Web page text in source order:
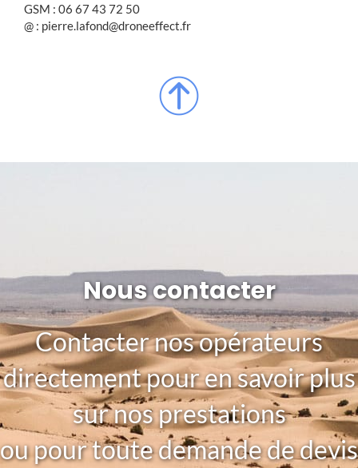
GSM : 06 67 43 72 50
@ : pierre.lafond@droneeffect.fr
Nous contacter
Contacter nos opérateurs
directement pour en savoir plus
sur nos prestations
ou pour toute demande de devis